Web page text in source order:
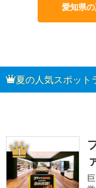
愛知県
夏の人気スポット
1